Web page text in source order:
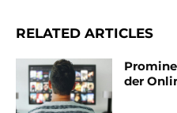
RELATED ARTICLES
der